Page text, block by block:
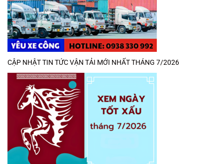
CẬP NHẬT TIN TỨC VẬN TẢI MỚI NHẤT THÁNG 7/2026